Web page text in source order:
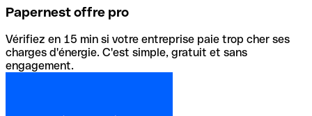
Papernest offre pro
Vérifiez en 15 min si votre entreprise paie trop cher ses
charges d'énergie. C'est simple, gratuit et sans
engagement.